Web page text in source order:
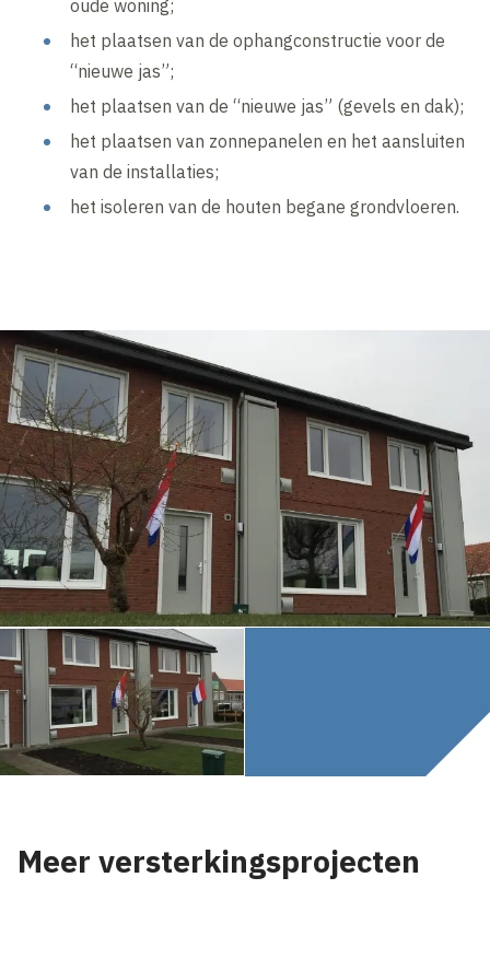
oude woning;
het plaatsen van de ophangconstructie voor de
“nieuwe jas”;
het plaatsen van de “nieuwe jas” (gevels en dak);
het plaatsen van zonnepanelen en het aansluiten
van de installaties;
het isoleren van de houten begane grondvloeren.
Meer versterkingsprojecten